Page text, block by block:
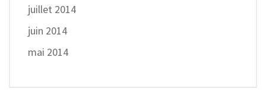
juillet 2014
juin 2014
mai 2014